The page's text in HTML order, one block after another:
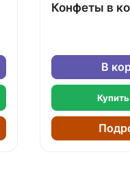
Конфеты в
В